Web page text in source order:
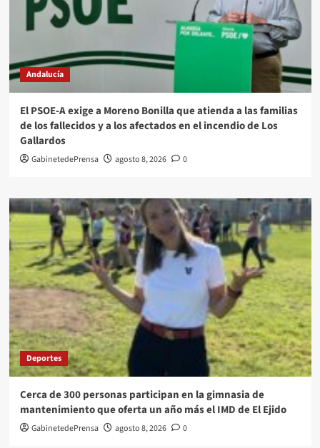
Andalucía
El PSOE-A exige a Moreno Bonilla que atienda a las familias
de los fallecidos y a los afectados en el incendio de Los
Gallardos
GabinetedePrensa agosto 8, 2026 0
Deportes
Cerca de 300 personas participan en la gimnasia de
mantenimiento que oferta un año más el IMD de El Ejido
GabinetedePrensa agosto 8, 2026 0